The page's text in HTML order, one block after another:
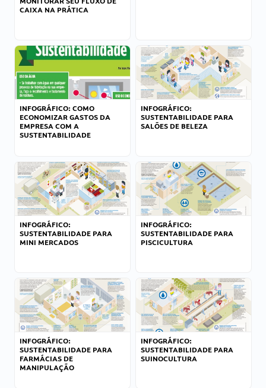
CAIXA NA PRÁTICA
INFOGRÁFICO: COMO
ECONOMIZAR GASTOS DA
EMPRESA COM A
SUSTENTABILIDADE
INFOGRÁFICO:
SUSTENTABILIDADE PARA
SALÕES DE BELEZA
INFOGRÁFICO:
SUSTENTABILIDADE PARA
MINI MERCADOS
INFOGRÁFICO:
SUSTENTABILIDADE PARA
PISCICULTURA
INFOGRÁFICO:
SUSTENTABILIDADE PARA
FARMÁCIAS DE
MANIPULAÇÃO
INFOGRÁFICO:
SUSTENTABILIDADE PARA
SUINOCULTURA